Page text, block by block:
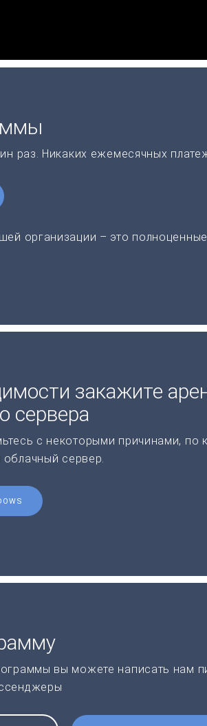
раз. Никаких ежемесячных
организации – это
закажите
сервера
с некоторыми причинами, по
сервер.
вы можете написать нам